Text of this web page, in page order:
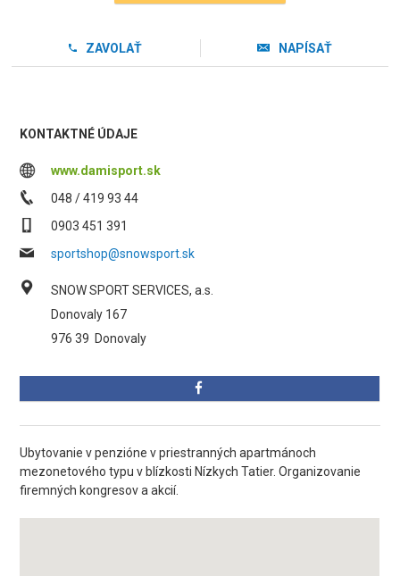
ZAVOLAŤ NAPÍSAŤ
KONTAKTNÉ ÚDAJE
www.damisport.sk
048 / 419 93 44
0903 451 391
sportshop@snowsport.sk
SNOW SPORT SERVICES, a.s.
Donovaly 167
976 39 Donovaly
Ubytovanie v penzióne v priestranných apartmánoch
mezonetového typu v blízkosti Nízkych Tatier. Organizovanie
firemných kongresov a akcií.